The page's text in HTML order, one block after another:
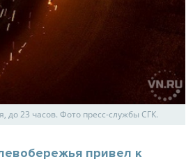
до 23 часов. Фото пресс-службы СГК.
привел к